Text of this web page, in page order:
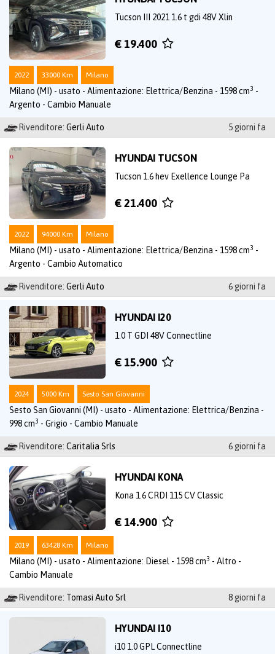
Tucson III 2021 1.6 t gdi 48V Xlin
€ 19.400
2022 33000 Km Milano
Milano (MI) - usato - Alimentazione: Elettrica/Benzina - 1598 cm3 -
Argento - Cambio Manuale
Rivenditore: Gerli Auto 5 giorni fa
HYUNDAI TUCSON
Tucson 1.6 hev Exellence Lounge Pa
€ 21.400
2022 94000 Km Milano
Milano (MI) - usato - Alimentazione: Elettrica/Benzina - 1598 cm3 -
Argento - Cambio Automatico
Rivenditore: Gerli Auto 6 giorni fa
HYUNDAI I20
1.0 T GDI 48V Connectline
€ 15.900
2024 5000 Km Sesto San Giovanni
Sesto San Giovanni (MI) - usato - Alimentazione: Elettrica/Benzina -
998 cm3 - Grigio - Cambio Manuale
Rivenditore: Caritalia Srls 6 giorni fa
HYUNDAI KONA
Kona 1.6 CRDI 115 CV Classic
€ 14.900
2019 63428 Km Milano
Milano (MI) - usato - Alimentazione: Diesel - 1598 cm3 - Altro -
Cambio Manuale
Rivenditore: Tomasi Auto Srl 8 giorni fa
HYUNDAI I10
i10 1.0 GPL Connectline